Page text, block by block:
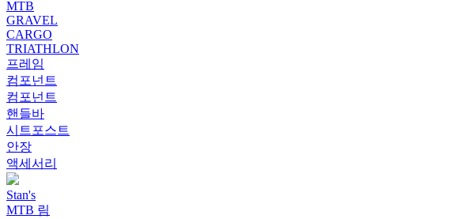
MTB
GRAVEL
CARGO
TRIATHLON
프레임
컴포넌트
컴포넌트
핸들바
시트포스트
안장
액세서리
Stan's
MTB 림